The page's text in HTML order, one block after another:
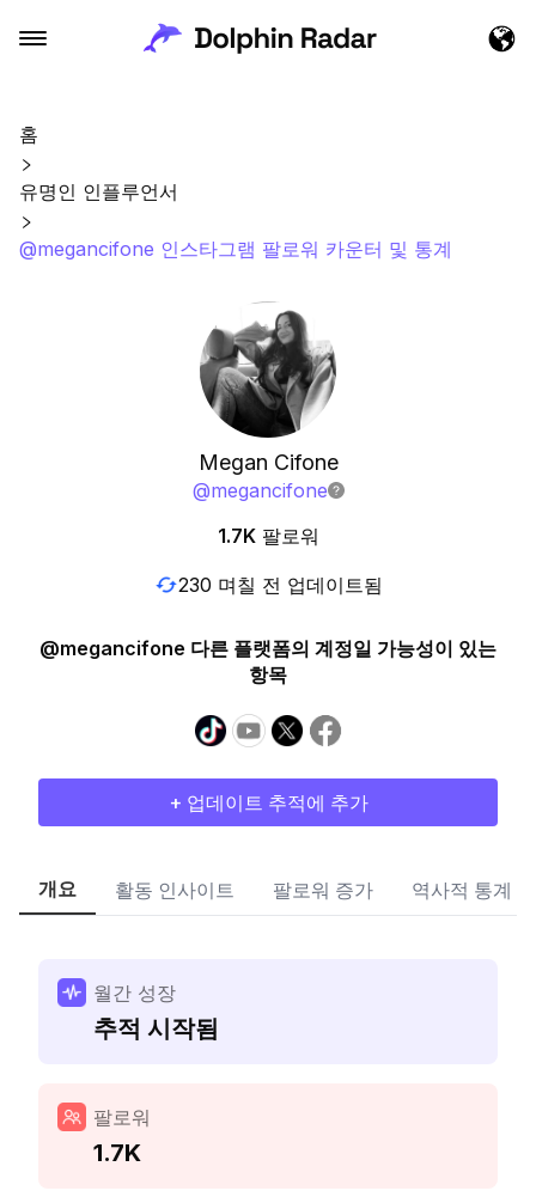
홈
유명인 인플루언서
@megancifone 인스타그램 팔로워 카운터 및 통계
Megan Cifone
@megancifone
1.7K 팔로워
230 며칠 전 업데이트됨
@megancifone 다른 플랫폼의 계정일 가능성이 있는
항목
+ 업데이트 추적에 추가
개요 활동 인사이트 팔로워 증가 역사적 통계
월간 성장
추적 시작됨
팔로워
1.7K